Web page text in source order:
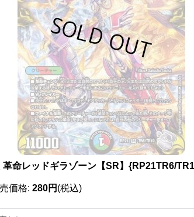
革命レッドギラゾーン【SR】{RP21TR6/
価格: 280円 (税込)